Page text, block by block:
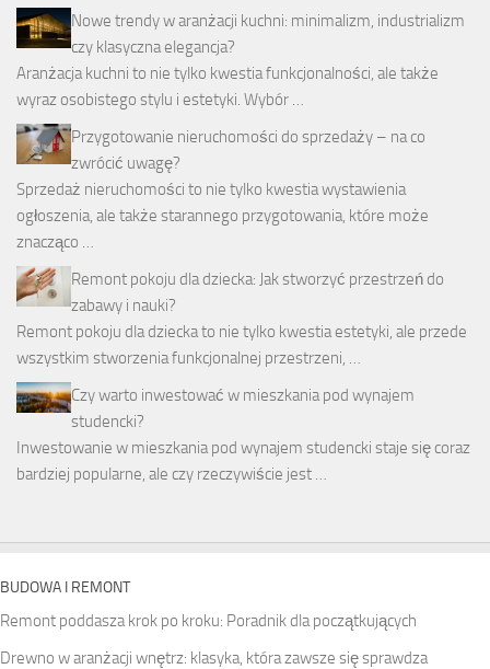
Nowe trendy w aranżacji kuchni: minimalizm, industrializm
czy klasyczna elegancja?
Aranżacja kuchni to nie tylko kwestia funkcjonalności, ale także
wyraz osobistego stylu i estetyki. Wybór …
Przygotowanie nieruchomości do sprzedaży – na co
zwrócić uwagę?
Sprzedaż nieruchomości to nie tylko kwestia wystawienia
ogłoszenia, ale także starannego przygotowania, które może
znacząco …
Remont pokoju dla dziecka: Jak stworzyć przestrzeń do
zabawy i nauki?
Remont pokoju dla dziecka to nie tylko kwestia estetyki, ale przede
wszystkim stworzenia funkcjonalnej przestrzeni, …
Czy warto inwestować w mieszkania pod wynajem
studencki?
Inwestowanie w mieszkania pod wynajem studencki staje się coraz
bardziej popularne, ale czy rzeczywiście jest …
BUDOWA I REMONT
Remont poddasza krok po kroku: Poradnik dla początkujących
Drewno w aranżacji wnętrz: klasyka, która zawsze się sprawdza